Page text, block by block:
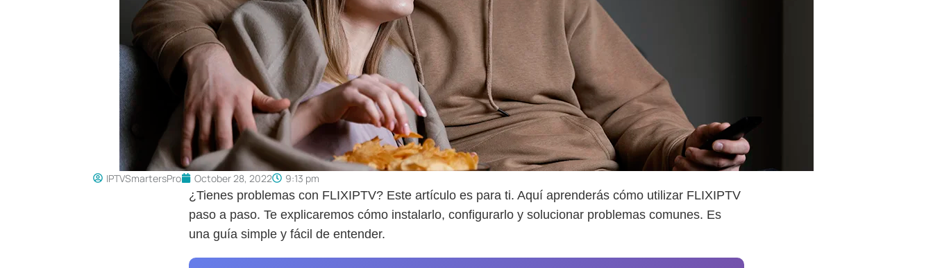
IPTVSmartersPro October 28, 2022 9:13 pm
¿Tienes problemas con FLIXIPTV? Este artículo es para ti. Aquí aprenderás cómo utilizar FLIXIPTV
paso a paso. Te explicaremos cómo instalarlo, configurarlo y solucionar problemas comunes. Es
una guía simple y fácil de entender.